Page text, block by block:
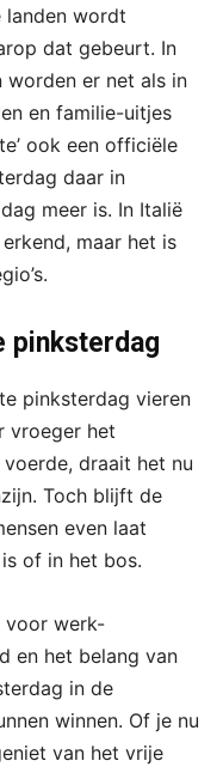
landen wordt
dat gebeurt. In
worden er net als in
en familie-uitjes
ook een officiële
daar in
meer is. In Italië
maar het is
pinksterdag
pinksterdag vieren
vroeger het
draait het nu
Toch blijft de
even laat
of in het bos.
voor werk-
en het belang van
in de
winnen. Of je nu
van het vrije